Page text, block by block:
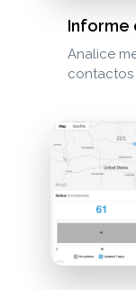
Informe
Analice
contactos